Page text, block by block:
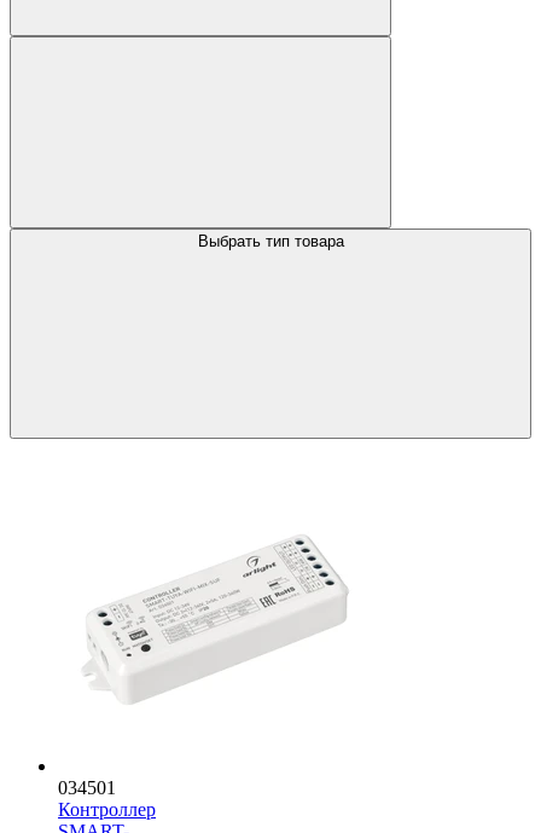
Выбрать тип товара
034501
Контроллер